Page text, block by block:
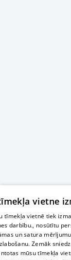
vietne
tīmekļa vietnē tiek
darbību., nosūtītu
un satura
Zemāk
mūsu tīmekļa